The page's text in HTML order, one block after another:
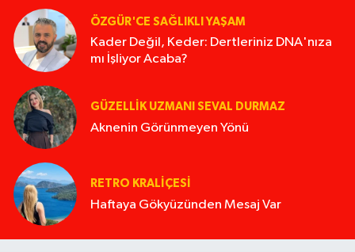
ÖZGÜR'CE SAĞLIKLI YAŞAM
Kader Değil, Keder: Dertleriniz DNA'nıza
mı İşliyor Acaba?
GÜZELLIK UZMANI SEVAL DURMAZ
Aknenin Görünmeyen Yönü
RETRO KRALIÇESI
Haftaya Gökyüzünden Mesaj Var